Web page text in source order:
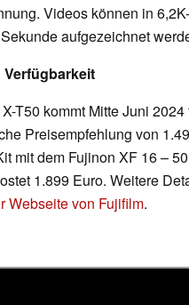
Videos können in
aufgezeichnet
Verfügbarkeit
T50 kommt Mitte Juni
Preisempfehlung von
mit dem Fujinon XF 16 –
1.899 Euro. Weitere
Webseite von Fujifilm.